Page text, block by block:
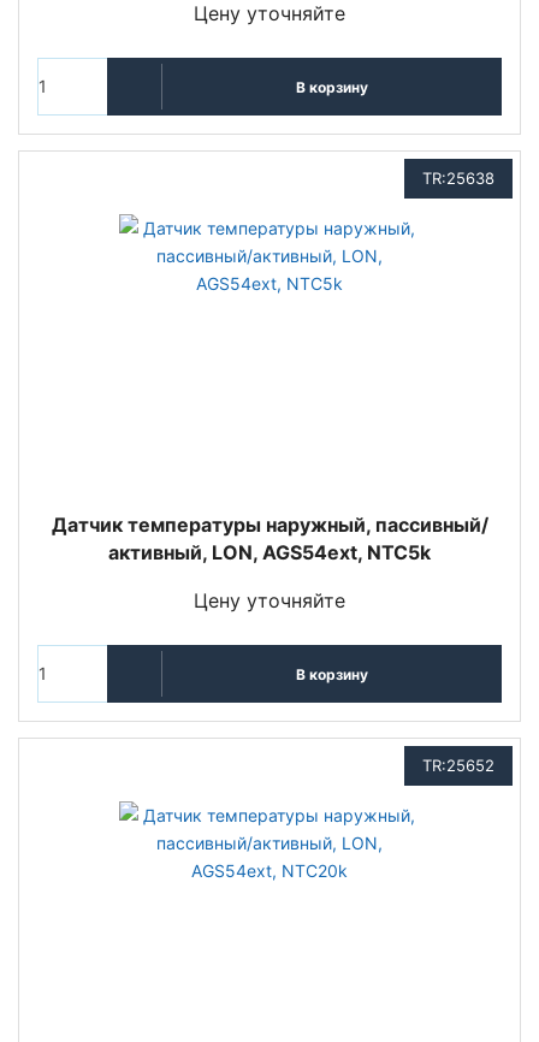
Цену уточняйте
В корзину
TR:25638
Датчик температуры наружный, пассивный/
активный, LON, AGS54ext, NTC5k
Цену уточняйте
В корзину
TR:25652